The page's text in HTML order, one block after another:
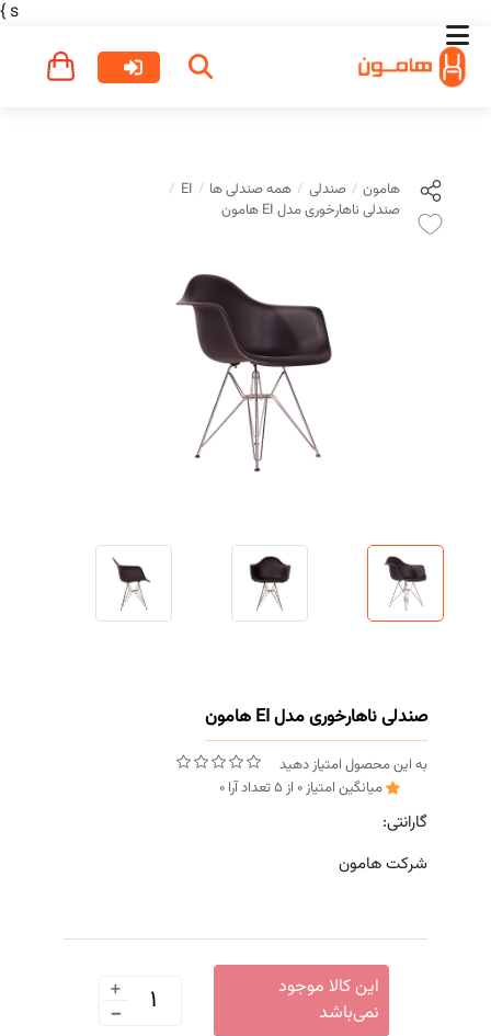
s
}
صندلی ناهارخوری مدل EI هامون
به این محصول امتیاز دهید
میانگین امتیاز0 از 5تعداد آرا 0
گارانتی:
شرکت هامون
+
-
این کالا موجود
نمی‌باشد
هامون صندلی همه صندلی ها
EI
صندلی ناهارخوری مدل EI هامون